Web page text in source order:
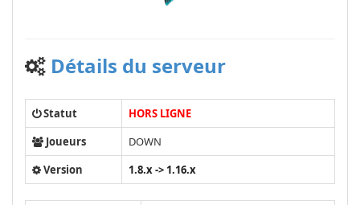
Détails du serveur
Statut
HORS LIGNE
Joueurs
DOWN
Version
1.8.x -> 1.16.x